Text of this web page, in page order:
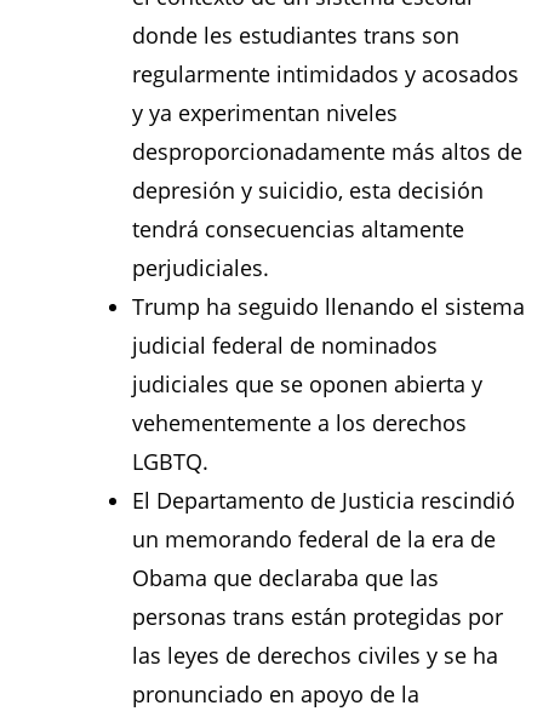
donde les estudiantes trans son
regularmente intimidados y acosados ​​
y ya experimentan niveles
desproporcionadamente más altos de
depresión y suicidio, esta decisión
tendrá consecuencias altamente
perjudiciales.
Trump ha seguido llenando el sistema
judicial federal de nominados
judiciales que se oponen abierta y
vehementemente a los derechos
LGBTQ.
El Departamento de Justicia rescindió
un memorando federal de la era de
Obama que declaraba que las
personas trans están protegidas por
las leyes de derechos civiles y se ha
pronunciado en apoyo de la